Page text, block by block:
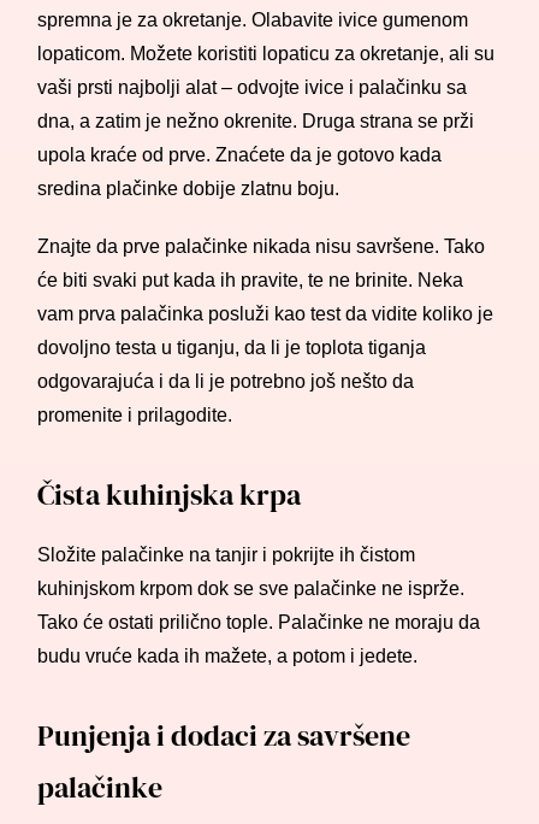
spremna je za okretanje. Olabavite ivice gumenom
lopaticom. Možete koristiti lopaticu za okretanje, ali su
vaši prsti najbolji alat – odvojte ivice i palačinku sa
dna, a zatim je nežno okrenite. Druga strana se prži
upola kraće od prve. Znaćete da je gotovo kada
sredina plačinke dobije zlatnu boju.
Znajte da prve palačinke nikada nisu savršene. Tako
će biti svaki put kada ih pravite, te ne brinite. Neka
vam prva palačinka posluži kao test da vidite koliko je
dovoljno testa u tiganju, da li je toplota tiganja
odgovarajuća i da li je potrebno još nešto da
promenite i prilagodite.
Čista kuhinjska krpa
Složite palačinke na tanjir i pokrijte ih čistom
kuhinjskom krpom dok se sve palačinke ne isprže.
Tako će ostati prilično tople. Palačinke ne moraju da
budu vruće kada ih mažete, a potom i jedete.
Punjenja i dodaci za savršene
palačinke